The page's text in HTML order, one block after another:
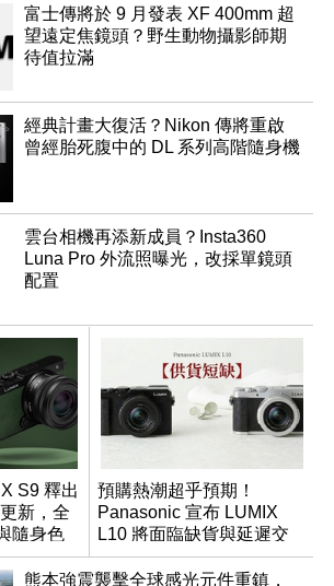
富士傳將於 9 月發表 XF 400mm 超
望遠定焦鏡頭？野生動物攝影師期
待值拉滿
經典計畫大復活？Nikon 傳將重啟
曾經胎死腹中的 DL 系列高階隨身機
雲台相機再添新成員？Insta360
Luna Pro 外流照曝光，改採單鏡頭
配置
S9 釋出
新，全
隨身色
預購熱潮超乎預期！
Panasonic 宣布 LUMIX
L10 將面臨缺貨與延遲交
貨時間
熊本強震襲擊全球感光元件重鎮，